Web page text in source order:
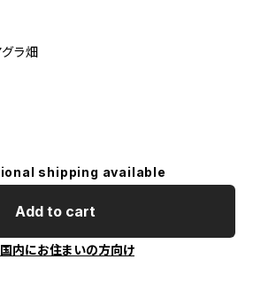
ラ畑
shipping available
Add to cart
内にお住まいの方向け